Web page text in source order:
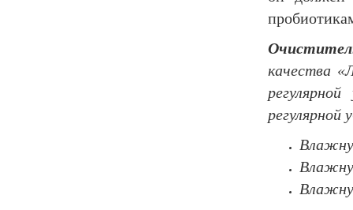
качества